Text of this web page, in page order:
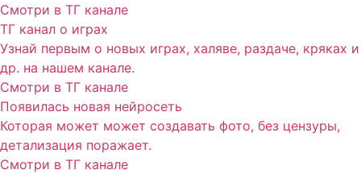
Смотри в ТГ канале
ТГ канал о играх
Узнай первым о новых играх, халяве, раздаче, кряках и
др. на нашем канале.
Смотри в ТГ канале
Появилась новая нейросеть
Которая может может создавать фото, без цензуры,
детализация поражает.
Смотри в ТГ канале